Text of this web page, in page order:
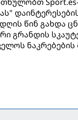
წინ გახდა
გრანდის
ნაკრებების